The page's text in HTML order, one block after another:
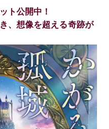
ト公開中！
、想像を超える奇跡が